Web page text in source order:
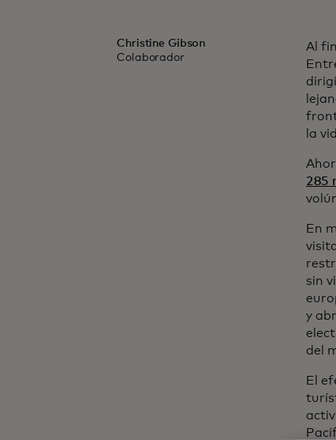
Christine Gibson
Colaborador
Al
la
285
En
sin
y
del
El